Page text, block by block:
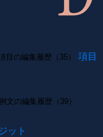
目の編集履歴（35）
項目
文の編集履歴（39）
ット